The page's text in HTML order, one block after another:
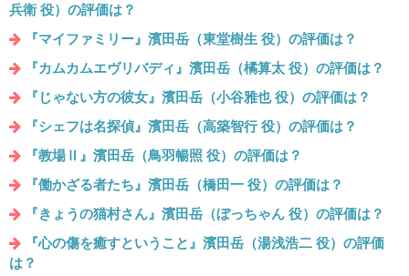
兵衛 役）の評価は？
『マイファミリー』濱田岳（東堂樹生 役）の評価は？
『カムカムエヴリバディ』濱田岳（橘算太 役）の評価は？
『じゃない方の彼女』濱田岳（小谷雅也 役）の評価は？
『シェフは名探偵』濱田岳（高築智行 役）の評価は？
『教場Ⅱ』濱田岳（鳥羽暢照 役）の評価は？
『働かざる者たち』濱田岳（橋田一 役）の評価は？
『きょうの猫村さん』濱田岳（ぼっちゃん 役）の評価は？
『心の傷を癒すということ』濱田岳（湯浅浩二 役）の評価
は？